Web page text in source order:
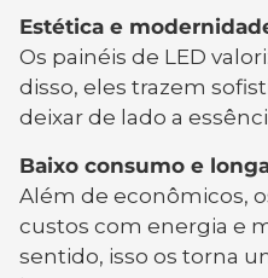
Estética e
Os painéis de LED
disso, eles trazem
deixar de lado a
Baixo consumo e
Além de econômicos,
custos com energia e
sentido, isso os torna